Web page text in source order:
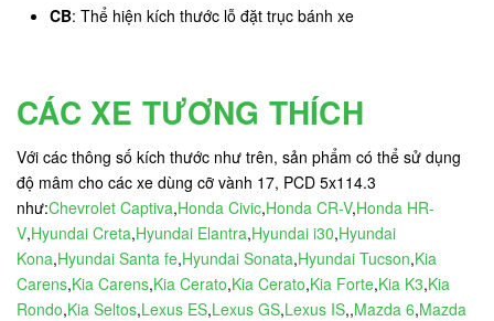
CB: Thể hiện kích thước lỗ đặt trục bánh xe
CÁC XE TƯƠNG THÍCH
Với các thông số kích thước như trên, sản phẩm có thể sử dụng
độ mâm cho các xe dùng cỡ vành 17, PCD 5x114.3
như:Chevrolet Captiva,Honda Civic,Honda CR-V,Honda HR-
V,Hyundai Creta,Hyundai Elantra,Hyundai i30,Hyundai
Kona,Hyundai Santa fe,Hyundai Sonata,Hyundai Tucson,Kia
Carens,Kia Carens,Kia Cerato,Kia Cerato,Kia Forte,Kia K3,Kia
Rondo,Kia Seltos,Lexus ES,Lexus GS,Lexus IS,,Mazda 6,Mazda